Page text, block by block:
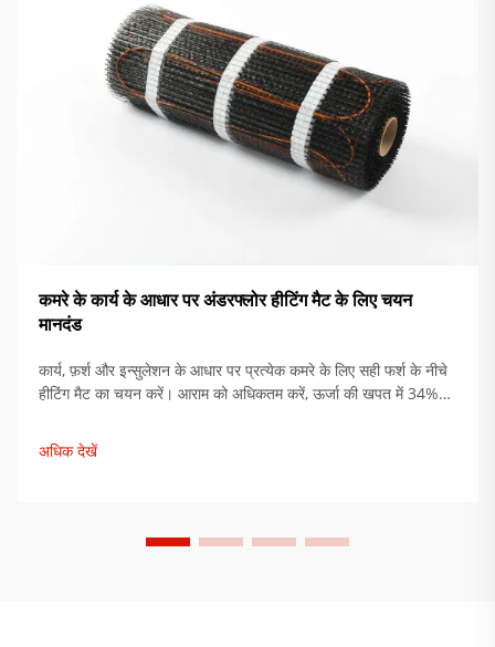
कमरे के कार्य के आधार पर अंडरफ्लोर हीटिंग मैट के लिए चयन
मानदंड
कार्य, फ़र्श और इन्सुलेशन के आधार पर प्रत्येक कमरे के लिए सही फर्श के नीचे
हीटिंग मैट का चयन करें। आराम को अधिकतम करें, ऊर्जा की खपत में 34%
अधिक देखें